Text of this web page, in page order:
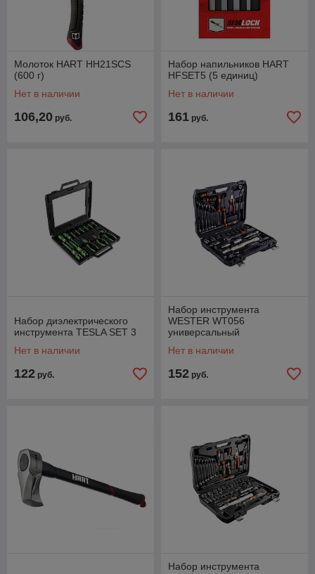
Молоток HART HH21SCS
(600 г)
Нет в наличии
106,20 руб.
Набор напильников HART
HFSET5 (5 единиц)
Нет в наличии
161 руб.
Набор диэлектрического
инструмента TESLA SET 3
Нет в наличии
122 руб.
Набор инструмента
WESTER WT056
универсальный
Нет в наличии
152 руб.
Набор инструмента